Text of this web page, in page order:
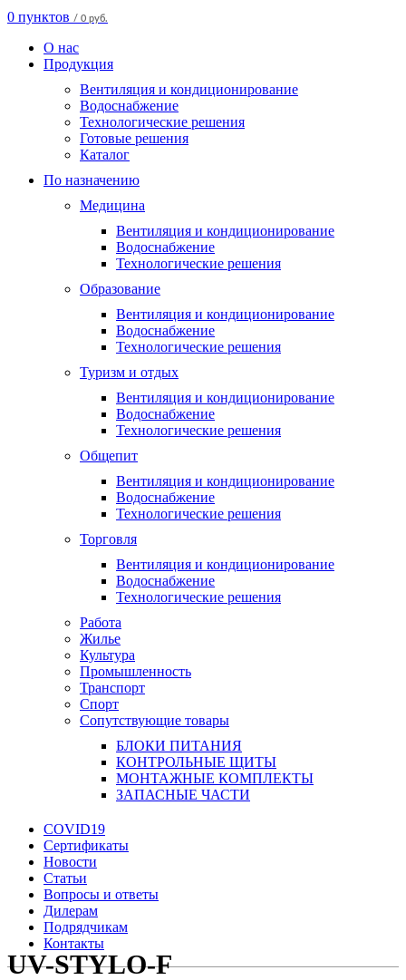
0 пунктов / 0 руб.
О нас
Продукция
Вентиляция и кондиционирование
Водоснабжение
Технологические решения
Готовые решения
Каталог
По назначению
Медицина
Вентиляция и кондиционирование
Водоснабжение
Технологические решения
Образование
Вентиляция и кондиционирование
Водоснабжение
Технологические решения
Туризм и отдых
Вентиляция и кондиционирование
Водоснабжение
Технологические решения
Общепит
Вентиляция и кондиционирование
Водоснабжение
Технологические решения
Торговля
Вентиляция и кондиционирование
Водоснабжение
Технологические решения
Работа
Жилье
Культура
Промышленность
Транспорт
Спорт
Сопутствующие товары
БЛОКИ ПИТАНИЯ
КОНТРОЛЬНЫЕ ЩИТЫ
МОНТАЖНЫЕ КОМПЛЕКТЫ
ЗАПАСНЫЕ ЧАСТИ
COVID19
Сертификаты
Новости
Статьи
Вопросы и ответы
Дилерам
Подрядчикам
Контакты
UV-STYLO-F